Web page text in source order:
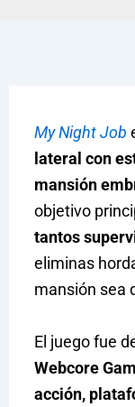
My Night Job
lateral con
mansión
objetivo
tantos
eliminas
mansión sea
El juego fue
Webcore
acción,